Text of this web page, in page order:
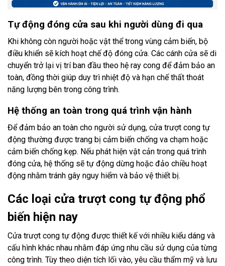
Tự động đóng cửa sau khi người dùng đi qua
Khi không còn người hoặc vật thể trong vùng cảm biến, bộ
điều khiển sẽ kích hoạt chế độ đóng cửa. Các cánh cửa sẽ di
chuyển trở lại vị trí ban đầu theo hệ ray cong để đảm bảo an
toàn, đồng thời giúp duy trì nhiệt độ và hạn chế thất thoát
năng lượng bên trong công trình.
Hệ thống an toàn trong quá trình vận hành
Để đảm bảo an toàn cho người sử dụng, cửa trượt cong tự
động thường được trang bị cảm biến chống va chạm hoặc
cảm biến chống kẹp. Nếu phát hiện vật cản trong quá trình
đóng cửa, hệ thống sẽ tự động dừng hoặc đảo chiều hoạt
động nhằm tránh gây nguy hiểm và bảo vệ thiết bị.
Các loại cửa trượt cong tự động phổ
biến hiện nay
Cửa trượt cong tự động được thiết kế với nhiều kiểu dáng và
cấu hình khác nhau nhằm đáp ứng nhu cầu sử dụng của từng
công trình. Tùy theo diện tích lối vào, yêu cầu thẩm mỹ và lưu